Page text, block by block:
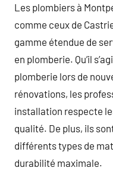
Les plombiers à
comme ceux de
gamme étendue de
en plomberie. Qu’il
plomberie lors de
rénovations, les
installation respecte
qualité. De plus, ils
différents types de
durabilité maximale.